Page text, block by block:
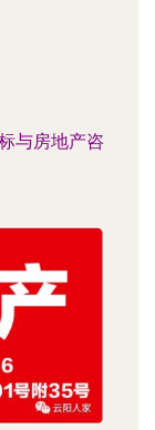
与房地产咨